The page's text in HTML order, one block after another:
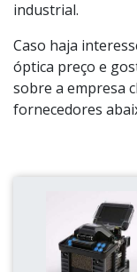
industrial.
Caso haja
óptica preço e
sobre a empresa
fornecedores